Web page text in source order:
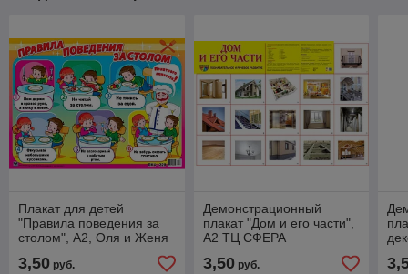
Плакат для детей
"Правила поведения за
столом", А2, Оля и Женя
3,50 руб.
Демонстрационный
плакат "Дом и его части",
А2 ТЦ СФЕРА
3,50руб.